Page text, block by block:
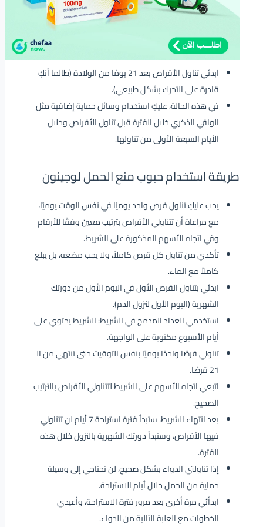
ابدئي تناول الأقراص بعد 21 يومًا من الولادة (طالما أنكِ
قادرة على التحرك بشكل طبيعي).
في هذه الحالة، عليكِ استخدام وسائل حماية إضافية مثل
الواقي الذكري خلال الفترة قبل تناول الأقراص وخلال
الأيام السبعة الأولى من تناولها.
طريقة استخدام حبوب منع الحمل لوجينون
يجب عليكِ تناول قرص واحد يوميًا في نفس الوقت يوميًا،
مع مراعاة أن تتناولي الأقراص بترتيب معين وفقًا للأرقام
وفي اتجاه الأسهم المذكورة على الشريط.
تأكدي من تناول كل قرص كاملاً، ولا يجب مضغه، بل يبلع
كاملاً مع الماء.
ابدئي بتناول القرص الأول في اليوم الأول من دورتك
الشهرية (اليوم الأول لنزول الدم).
استخدمي العداد المدمج في الشريط: الشريط يحتوي على
أيام الأسبوع مكتوبة على الواجهة.
تناولي قرصًا واحدًا يوميًا بنفس التوقيت حتى تنتهي من الـ
21 قرصًا.
اتبعي اتجاه الأسهم على الشريط لتتناولي الأقراص بالترتيب
الصحيح.
بعد انتهاء الشريط، ستبدأ فترة استراحة 7 أيام لن تتناولي
فيها الأقراص، وستبدأ دورتك الشهرية بالنزول خلال هذه
الفترة.
إذا تناولتي الدواء بشكل صحيح، لن تحتاجي إلى وسيلة
حماية من الحمل خلال أيام الاستراحة.
ابدأئي مرة أخرى بعد مرور فترة الاستراحة، وأعيدي
الخطوات مع العلبة التالية من الدواء.